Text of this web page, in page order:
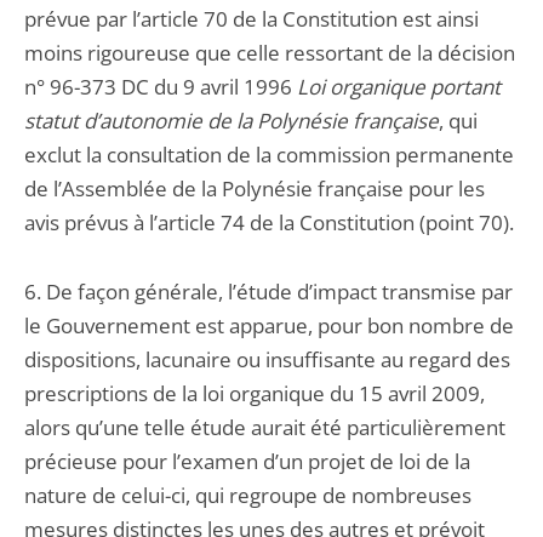
prévue par l’article 70 de la Constitution est ainsi
moins rigoureuse que celle ressortant de la décision
n° 96-373 DC du 9 avril 1996 Loi organique portant
statut d’autonomie de la Polynésie française, qui
exclut la consultation de la commission permanente
de l’Assemblée de la Polynésie française pour les
avis prévus à l’article 74 de la Constitution (point 70).
6. De façon générale, l’étude d’impact transmise par
le Gouvernement est apparue, pour bon nombre de
dispositions, lacunaire ou insuffisante au regard des
prescriptions de la loi organique du 15 avril 2009,
alors qu’une telle étude aurait été particulièrement
précieuse pour l’examen d’un projet de loi de la
nature de celui-ci, qui regroupe de nombreuses
mesures distinctes les unes des autres et prévoit